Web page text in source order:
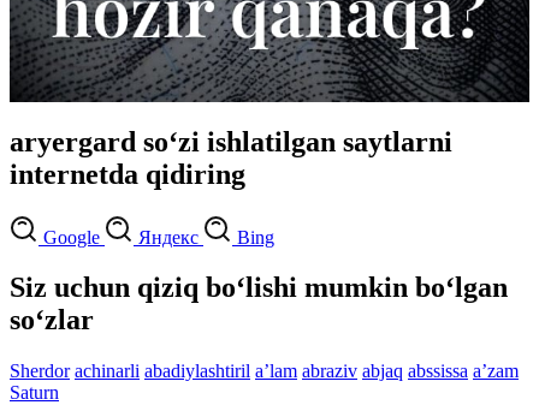
aryergard so‘zi ishlatilgan saytlarni
internetda qidiring
Google Яндекс Bing
Siz uchun qiziq bo‘lishi mumkin bo‘lgan
so‘zlar
Sherdor achinarli abadiylashtiril aʼlam abraziv abjaq abssissa aʼzam
Saturn